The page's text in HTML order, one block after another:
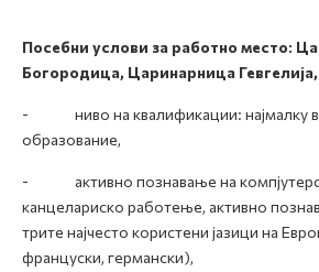
Посебни услови за работно место:
Богородица, Царинарница
- ниво на квалификации: најмалку
образование,
- активно познавање на
канцелариско работење, активно
трите најчесто користени јазици на
француски, германски),